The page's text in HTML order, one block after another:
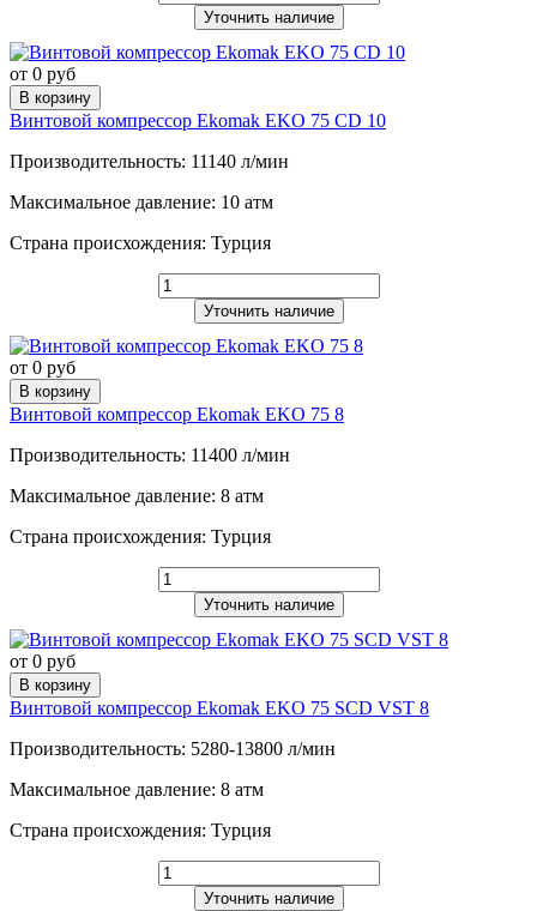
Уточнить наличие
от 0 руб
В корзину
Винтовой компрессор Ekomak EKO 75 CD 10
Производительность: 11140 л/мин
Максимальное давление: 10 атм
Страна происхождения: Турция
Уточнить наличие
от 0 руб
В корзину
Винтовой компрессор Ekomak EKO 75 8
Производительность: 11400 л/мин
Максимальное давление: 8 атм
Страна происхождения: Турция
Уточнить наличие
от 0 руб
В корзину
Винтовой компрессор Ekomak EKO 75 SCD VST 8
Производительность: 5280-13800 л/мин
Максимальное давление: 8 атм
Страна происхождения: Турция
Уточнить наличие